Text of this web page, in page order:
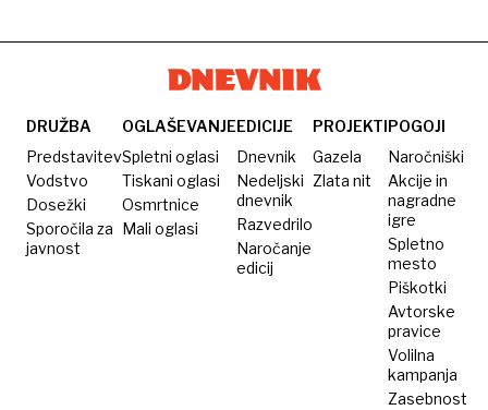
preselili
zdaj
živijo
v vili
za
675
evrov
kar
na
teraso
v
bloku,
sledil
je
po
novem
za
predebele
mačke
DRUŽBA
Predstavitev
Vodstvo
Dosežki
Sporočila za
javnost
OGLAŠEVANJE
Spletni oglasi
Tiskani oglasi
Osmrtnice
Mali oglasi
EDICIJE
Dnevnik
Nedeljski
dnevnik
Razvedrilo
Naročanje
edicij
PROJEKTI
Gazela
Zlata nit
POGOJI
Naročniški
Akcije in
nagradne
igre
Spletno
mesto
Piškotki
Avtorske
pravice
Volilna
kampanja
Zasebnost